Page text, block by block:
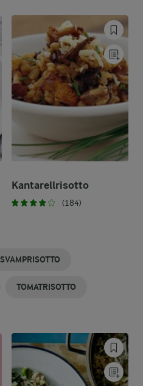
Kantarellrisotto
(184)
SVAMPRISOTTO
TOMATRISOTTO